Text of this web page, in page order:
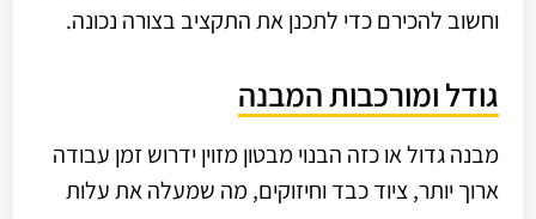
וחשוב להכירם כדי לתכנן את התקציב בצורה נכונה.
גודל ומורכבות המבנה
מבנה גדול או כזה הבנוי מבטון מזוין ידרוש זמן עבודה
ארוך יותר, ציוד כבד וחיזוקים, מה שמעלה את עלות